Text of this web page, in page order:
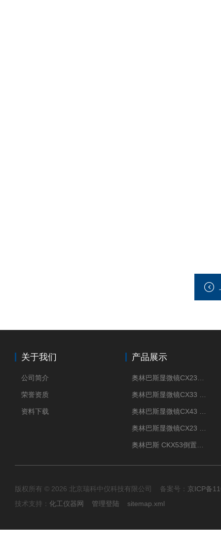
关于我们
公司简介
荣誉资质
资料下载
产品展示
版权所有 © 2026 北京瑞科中仪科技有限公司 备案号： 京ICP备
技术支持： 化工仪器网 管理登陆 sitemap.xml